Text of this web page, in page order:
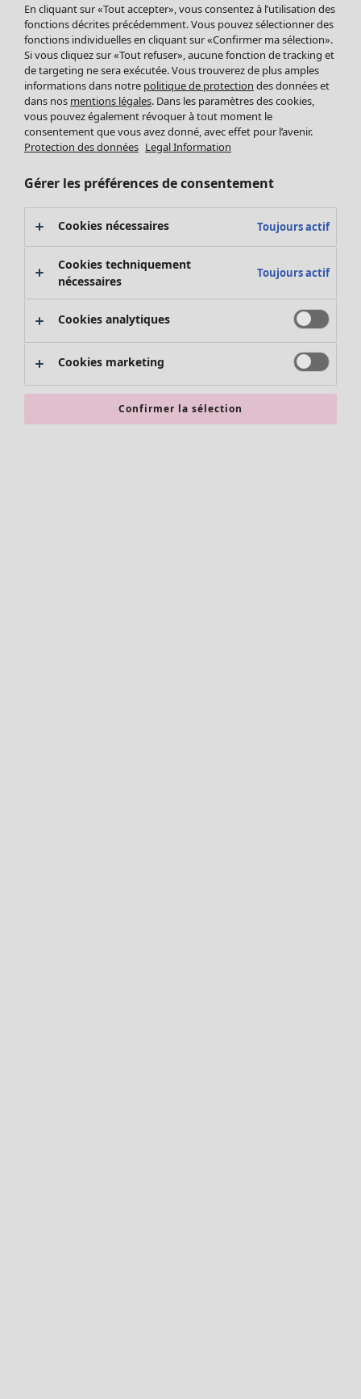
Leggings et collants
Accessoires
Chaussures
Vêtements de bain
Basics
Soldes Mobilier
Bonnes affaires déco
Décoration
Textiles
Tapis
Éponge
Promos SOLDES
Les promos de Gudrun Sjödén
Nouvel arrivage
Bonnes affaires en soldes - jusqu'à -70
En cliquant sur «Tout accepter», vous consentez à l’utilisation des
fonctions décrites précédemment. Vous pouvez sélectionner des
fonctions individuelles en cliquant sur «Confirmer ma sélection».
Si vous cliquez sur «Tout refuser», aucune fonction de tracking et
de targeting ne sera exécutée. Vous trouverez de plus amples
informations dans notre politique de protection des données et
dans nos mentions légales. Dans les paramètres des cookies,
vous pouvez également révoquer à tout moment le
consentement que vous avez donné, avec effet pour l’avenir.
Protection des données Legal Information
Gérer les préférences de consentement
Cookies nécessaires Toujours actif
Cookies techniquement
nécessaires
Toujours actif
Cookies analytiques
Cookies marketing
Confirmer la sélection